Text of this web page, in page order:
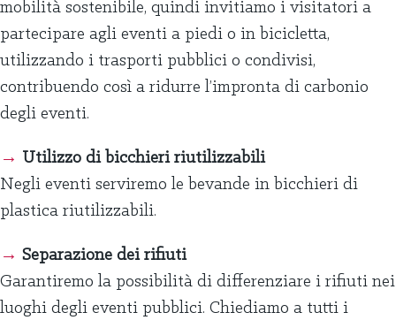
mobilità sostenibile, quindi invitiamo i visitatori a
partecipare agli eventi a piedi o in bicicletta,
utilizzando i trasporti pubblici o condivisi,
contribuendo così a ridurre l’impronta di carbonio
degli eventi.
→ Utilizzo di bicchieri riutilizzabili
Negli eventi serviremo le bevande in bicchieri di
plastica riutilizzabili.
→ Separazione dei rifiuti
Garantiremo la possibilità di differenziare i rifiuti nei
luoghi degli eventi pubblici. Chiediamo a tutti i